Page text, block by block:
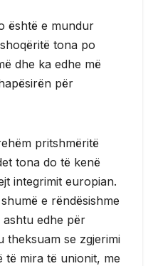
është e mundur
tona po
dhe ka edhe më
për
pritshmëritë
tona do të kenë
integrimit europian.
e rëndësishme
edhe për
theksuam se zgjerimi
të mira të unionit, me